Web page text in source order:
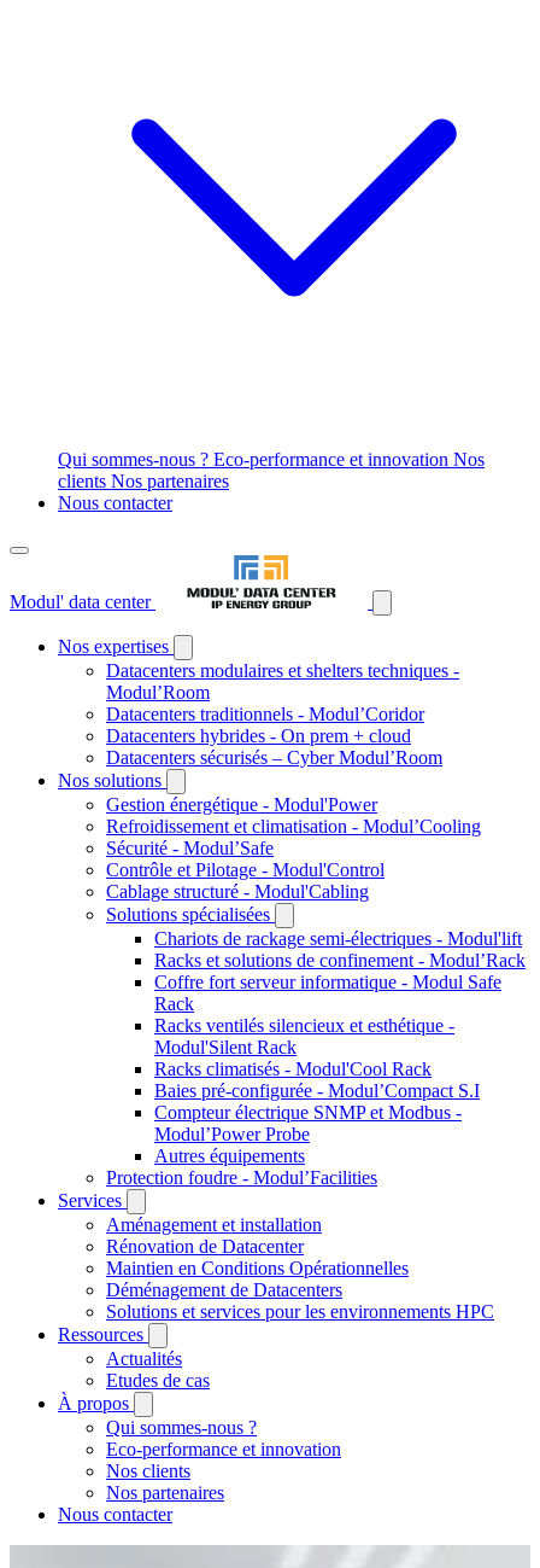
Qui sommes-nous ? Eco-performance et innovation Nos
clients Nos partenaires
Nous contacter
Modul' data center
Nos expertises
Datacenters modulaires et shelters techniques -
Modul’Room
Datacenters traditionnels - Modul’Coridor
Datacenters hybrides - On prem + cloud
Datacenters sécurisés – Cyber Modul’Room
Nos solutions
Gestion énergétique - Modul'Power
Refroidissement et climatisation - Modul’Cooling
Sécurité - Modul’Safe
Contrôle et Pilotage - Modul'Control
Cablage structuré - Modul'Cabling
Solutions spécialisées
Chariots de rackage semi-électriques - Modul'lift
Racks et solutions de confinement - Modul’Rack
Coffre fort serveur informatique - Modul Safe
Rack
Racks ventilés silencieux et esthétique -
Modul'Silent Rack
Racks climatisés - Modul'Cool Rack
Baies pré-configurée - Modul’Compact S.I
Compteur électrique SNMP et Modbus -
Modul’Power Probe
Autres équipements
Protection foudre - Modul’Facilities
Services
Aménagement et installation
Rénovation de Datacenter
Maintien en Conditions Opérationnelles
Déménagement de Datacenters
Solutions et services pour les environnements HPC
Ressources
Actualités
Etudes de cas
À propos
Qui sommes-nous ?
Eco-performance et innovation
Nos clients
Nos partenaires
Nous contacter